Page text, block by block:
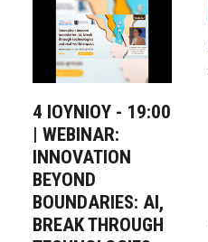
4 IOYNIOY - 19:00
| WEBINAR:
INNOVATION
BEYOND
BOUNDARIES: AI,
BREAK THROUGH